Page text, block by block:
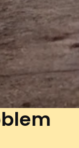
indgående
hvor sølvfisk
at reagere